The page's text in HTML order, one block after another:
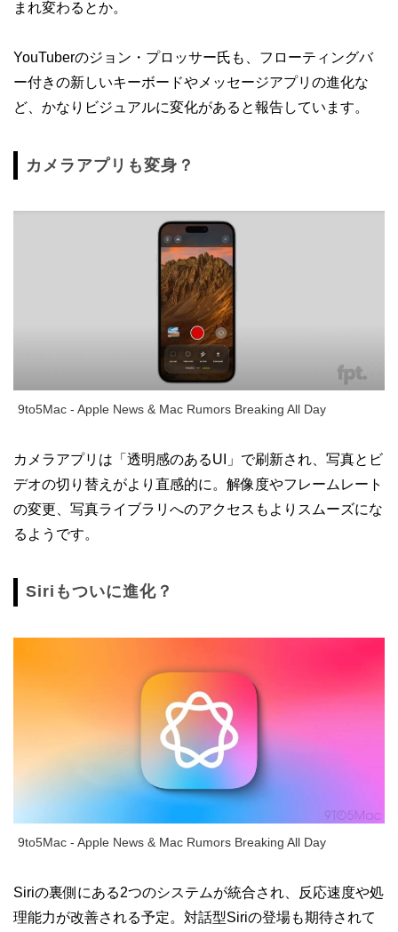
まれ変わるとか。
YouTuberのジョン・プロッサー氏も、フローティングバ
ー付きの新しいキーボードやメッセージアプリの進化な
ど、かなりビジュアルに変化があると報告しています。
カメラアプリも変身？
9to5Mac - Apple News & Mac Rumors Breaking All Day
カメラアプリは「透明感のあるUI」で刷新され、写真とビ
デオの切り替えがより直感的に。解像度やフレームレート
の変更、写真ライブラリへのアクセスもよりスムーズにな
るようです。
Siriもついに進化？
9to5Mac - Apple News & Mac Rumors Breaking All Day
Siriの裏側にある2つのシステムが統合され、反応速度や処
理能力が改善される予定。対話型Siriの登場も期待されて